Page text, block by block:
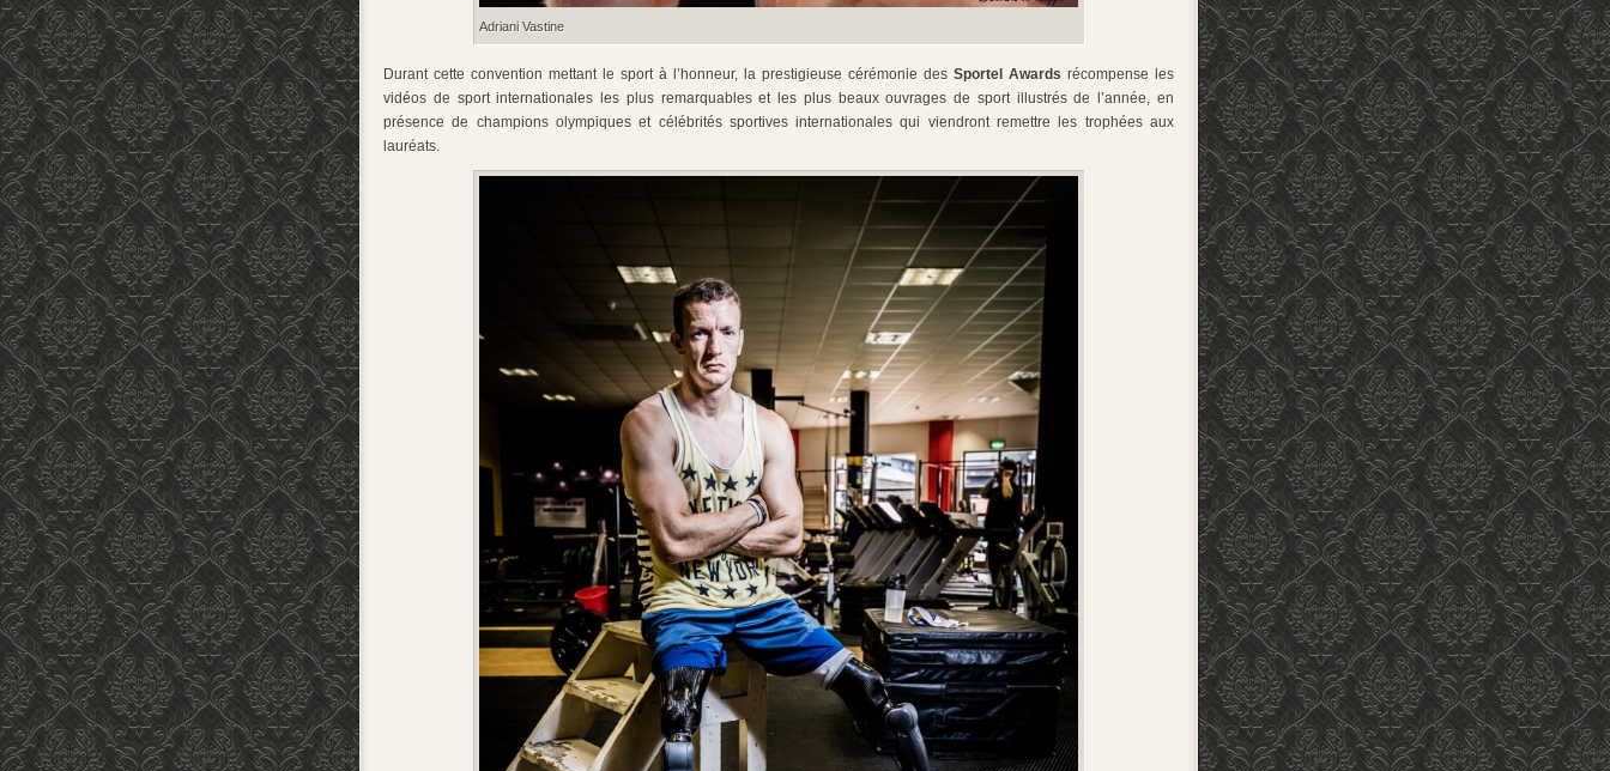
Adriani Vastine
Durant cette convention mettant le sport à l’honneur, la prestigieuse cérémonie des Sportel Awards récompense les
vidéos de sport internationales les plus remarquables et les plus beaux ouvrages de sport illustrés de l’année, en
présence de champions olympiques et célébrités sportives internationales qui viendront remettre les trophées aux
lauréats.